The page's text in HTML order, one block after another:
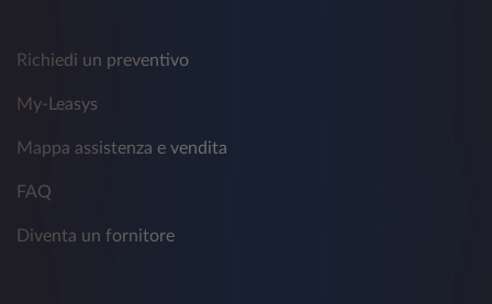
Richiedi un preventivo
My-Leasys
Mappa assistenza e vendita
FAQ
Diventa un fornitore